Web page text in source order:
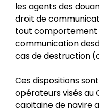
les agents des
droit de
tout comportement
communication
cas de destruction
Ces dispositions
opérateurs visés au
capitaine de navire